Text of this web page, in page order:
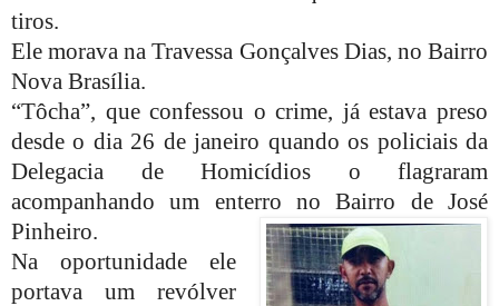
tiros.
Ele morava na Travessa Gonçalves Dias, no Bairro
Nova Brasília.
“Tôcha”, que confessou o crime, já estava preso
desde o dia 26 de janeiro quando os policiais da
Delegacia de Homicídios o flagraram
acompanhando um enterro no Bairro de José
Pinheiro.
Na oportunidade ele
portava um revólver